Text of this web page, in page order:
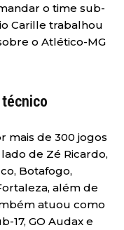
o time sub-
Carille trabalhou
o Atlético-MG
mais de 300 jogos
de Zé Ricardo,
Botafogo,
além de
atuou como
17, GO Audax e